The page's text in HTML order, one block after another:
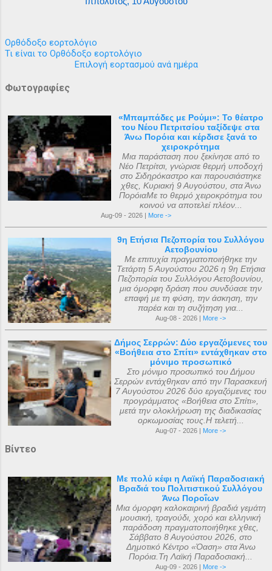
Ορθόδοξο εορτολόγιο
Τι είναι το Ορθόδοξο εορτολόγιο
Επιλογή εορτασμού ανά ημέρα
Φωτογραφίες
«Μπαμπάδες με Ρούμι»: Το θέατρο
του Νέου Πετριτσίου ταξίδεψε στα
Άνω Πορόια και κέρδισε ξανά το
χειροκρότημα
Μια παράσταση που ξεκίνησε από το
Νέο Πετρίτσι, γνώρισε θερμή υποδοχή
στο Σιδηρόκαστρο και παρουσιάστηκε
χθες, Κυριακή 9 Αυγούστου, στα Άνω
ΠορόιαΜε το θερμό χειροκρότημα του
κοινού να αποτελεί πλέον...
Aug-09 - 2026 | More ->
9η Ετήσια Πεζοπορία του Συλλόγου
Αετοβουνίου
Με επιτυχία πραγματοποιήθηκε την
Τετάρτη 5 Αυγούστου 2026 η 9η Ετήσια
Πεζοπορία του Συλλόγου Αετοβουνίου,
μια όμορφη δράση που συνδύασε την
επαφή με τη φύση, την άσκηση, την
παρέα και τη συζήτηση για...
Aug-08 - 2026 | More ->
Δήμος Σερρών: Δύο εργαζόμενες του
«Βοήθεια στο Σπίτι» εντάχθηκαν στο
μόνιμο προσωπικό
Στο μόνιμο προσωπικό του Δήμου
Σερρών εντάχθηκαν από την Παρασκευή
7 Αυγούστου 2026 δύο εργαζόμενες του
προγράμματος «Βοήθεια στο Σπίτι»,
μετά την ολοκλήρωση της διαδικασίας
ορκωμοσίας τους.Η τελετή...
Aug-07 - 2026 | More ->
Βίντεο
Με πολύ κέφι η Λαϊκή Παραδοσιακή
Βραδιά του Πολιτιστικού Συλλόγου
Άνω Ποροΐων
Μια όμορφη καλοκαιρινή βραδιά γεμάτη
μουσική, τραγούδι, χορό και ελληνική
παράδοση πραγματοποιήθηκε χθες,
Σάββατο 8 Αυγούστου 2026, στο
Δημοτικό Κέντρο «Όαση» στα Άνω
Πορόια.Τη Λαϊκή Παραδοσιακή...
Aug-09 - 2026 | More ->